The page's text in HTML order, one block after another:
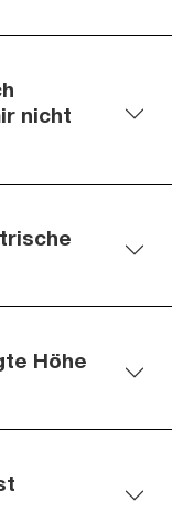
nicht
Höhe